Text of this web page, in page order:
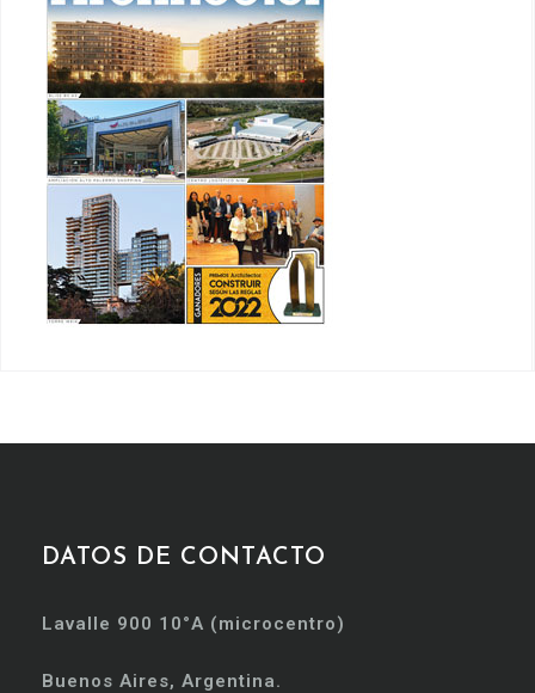
DATOS DE CONTACTO
Lavalle 900 10°A (microcentro)
Buenos Aires, Argentina.